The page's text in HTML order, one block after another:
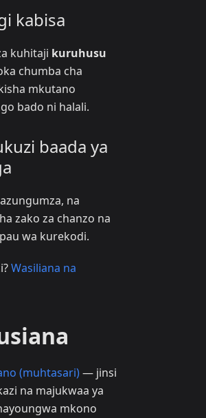
kabisa
kuhitaji kuruhusu
chumba cha
mkutano
bado ni halali.
baada ya
na
zako za chanzo na
wa kurekodi.
Wasiliana na
(muhtasari)— jinsi
na majukwaa ya
mkono